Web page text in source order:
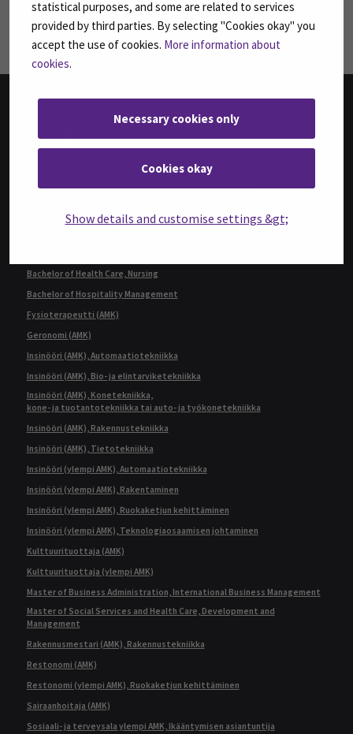
statistical purposes, and some are related to services
provided by third parties. By selecting "Cookies okay" you
accept the use of cookies. More information about
cookies.
Necessary cookies only
Cookies okay
Show details and customise settings &gt;
TUTKINNOT
Bachelor of Engineering, Automation Engineering
Bachelor of Health Care, Nursing
Bachelor of Hospitality Management
Fysioterapeutti (AMK)
Geronomi (AMK)
Insinööri (AMK), Automaatiotekniikka
Insinööri (AMK), Bio- ja elintarviketekniikka
Insinööri (AMK), Konetekniikka,
kone- ja tuotantotekniikka tai auto- ja työkonetekniikka
Insinööri (AMK), Rakennustekniikka
Insinööri (AMK), Tietotekniikka
Insinööri (ylempi AMK), Automaatiotekniikka
Insinööri (ylempi AMK), Rakentaminen
Insinööri (ylempi AMK), Ruokaketjun kehittäminen
Insinööri (ylempi AMK), Teknologiaosaamisen johtaminen
Kulttuurituottaja (AMK)
Kulttuurituottaja (ylempi AMK)
Master of Business Administration, International Business Management
Master of Social Services and Health Care, Development and
Management
Rakennusmestari (AMK), Rakennustekniikka
Restonomi (AMK)
Restonomi (ylempi AMK), Ruokaketjun kehittäminen
Sairaanhoitaja (AMK)
Sosiaali- ja terveysala ylempi AMK, Ikääntymisen asiantuntija